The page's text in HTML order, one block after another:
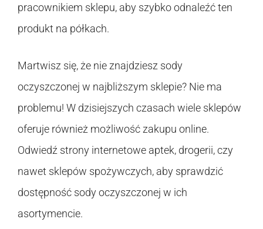
pracownikiem sklepu, aby szybko odnaleźć ten
produkt na półkach.
Martwisz się, że nie znajdziesz sody
oczyszczonej w najbliższym sklepie? Nie ma
problemu! W dzisiejszych czasach wiele sklepów
oferuje również możliwość zakupu online.
Odwiedź strony internetowe aptek, drogerii, czy
nawet sklepów spożywczych, aby sprawdzić
dostępność sody oczyszczonej w ich
asortymencie.